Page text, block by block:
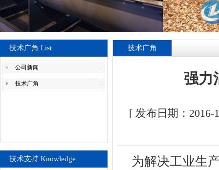
技术广角 List
公司新闻
技术广角
技术支持 Knowledge
技术广角
强力
[ 发布日期：2016-
为解决工业生